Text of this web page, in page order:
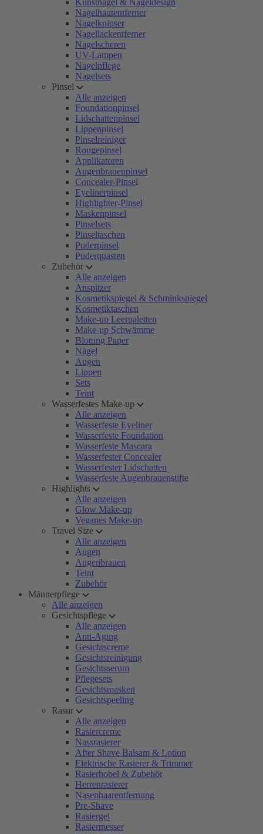
Kunstnägel & Nageldesign
Nagelhautentferner
Nagelknipser
Nagellackentferner
Nagelscheren
UV-Lampen
Nagelpflege
Nagelsets
Pinsel
Alle anzeigen
Foundationpinsel
Lidschattenpinsel
Lippenpinsel
Pinselreiniger
Rougepinsel
Applikatoren
Augenbrauenpinsel
Concealer-Pinsel
Eyelinerpinsel
Highlighter-Pinsel
Maskenpinsel
Pinselsets
Pinseltaschen
Puderpinsel
Puderquasten
Zubehör
Alle anzeigen
Anspitzer
Kosmetikspiegel & Schminkspiegel
Kosmetiktaschen
Make-up Leerpaletten
Make-up Schwämme
Blotting Paper
Nägel
Augen
Lippen
Sets
Teint
Wasserfestes Make-up
Alle anzeigen
Wasserfeste Eyeliner
Wasserfeste Foundation
Wasserfeste Mascara
Wasserfester Concealer
Wasserfester Lidschatten
Wasserfeste Augenbrauenstifte
Highlights
Alle anzeigen
Glow Make-up
Veganes Make-up
Travel Size
Alle anzeigen
Augen
Augenbrauen
Teint
Zubehör
Männerpflege
Alle anzeigen
Gesichtspflege
Alle anzeigen
Anti-Aging
Gesichtscreme
Gesichtsreinigung
Gesichtsserum
Pflegesets
Gesichtsmasken
Gesichtspeeling
Rasur
Alle anzeigen
Rasiercreme
Nassrasierer
After Shave Balsam & Lotion
Elektrische Rasierer & Trimmer
Rasierhobel & Zubehör
Herrenrasierer
Nasenhaarentfernung
Pre-Shave
Rasiergel
Rasiermesser